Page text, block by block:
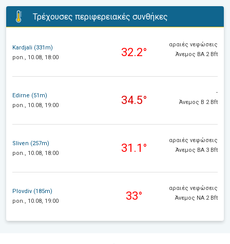
Τρέχουσες περιφερειακές συνθήκες
Kardjali (331m)
pon., 10.08, 18:00
32.2°
αραιές νεφώσεις
Άνεμος ΒΑ 2 Bft
Edirne (51m)
pon., 10.08, 19:00
34.5°
-
Άνεμος Β 2 Bft
Sliven (257m)
pon., 10.08, 18:00
31.1°
αραιές νεφώσεις
Άνεμος ΒΑ 3 Bft
Plovdiv (185m)
pon., 10.08, 19:00
33°
αραιές νεφώσεις
Άνεμος ΝΑ 2 Bft